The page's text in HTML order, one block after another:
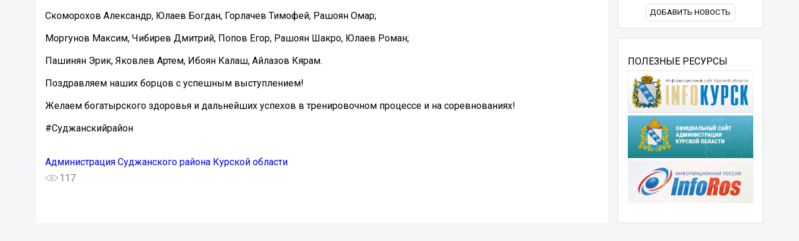
Скоморохов Александр, Юлаев Богдан, Горлачев Тимофей, Рашоян Омар;
Моргунов Максим, Чибирев Дмитрий, Попов Егор, Рашоян Шакро, Юлаев Роман;
Пашинян Эрик, Яковлев Артем, Ибоян Калаш, Айлазов Кярам.
Поздравляем наших борцов с успешным выступлением!
Желаем богатырского здоровья и дальнейших успехов в тренировочном процессе и на соревнованиях!
#Суджанскийрайон
Администрация Суджанского района Курской области
117
ДОБАВИТЬ НОВОСТЬ
ПОЛЕЗНЫЕ РЕСУРСЫ